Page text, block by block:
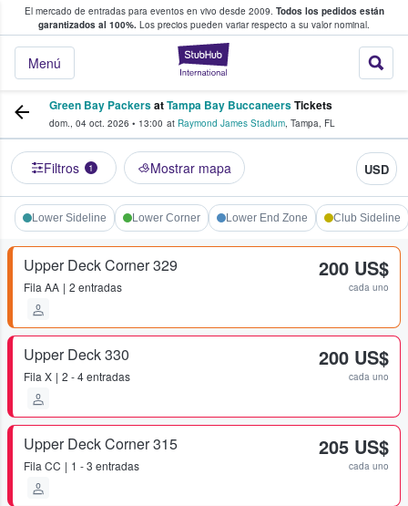
El mercado de entradas para eventos en vivo desde 2009. Todos los pedidos están
garantizados al 100%. Los precios pueden variar respecto a su valor nominal.
StubHub:
Menú
y venta de entradas entre fans
Green Bay PackersatTampa Bay BuccaneersTickets
dom., 04 oct. 2026 • 13:00 at Raymond James Stadium, Tampa, FL
Filtros 1 Mostrar mapa USD
Lower Sideline Lower Corner Lower End Zone Club Sideline
Upper Deck Corner 329
Fila AA 2 entradas
200 US$
cada uno
Upper Deck 330
Fila X 2 - 4 entradas
200 US$
cada uno
Upper Deck Corner 315
Fila CC 1 - 3 entradas
205 US$
cada uno